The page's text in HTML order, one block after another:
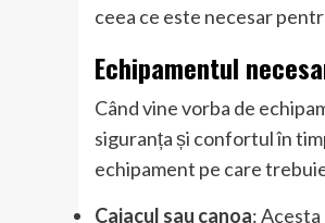
ceea ce este necesar
Echipamentul
Când vine vorba de
siguranța și confortul în
echipament pe care
Caiacul sau canoa: